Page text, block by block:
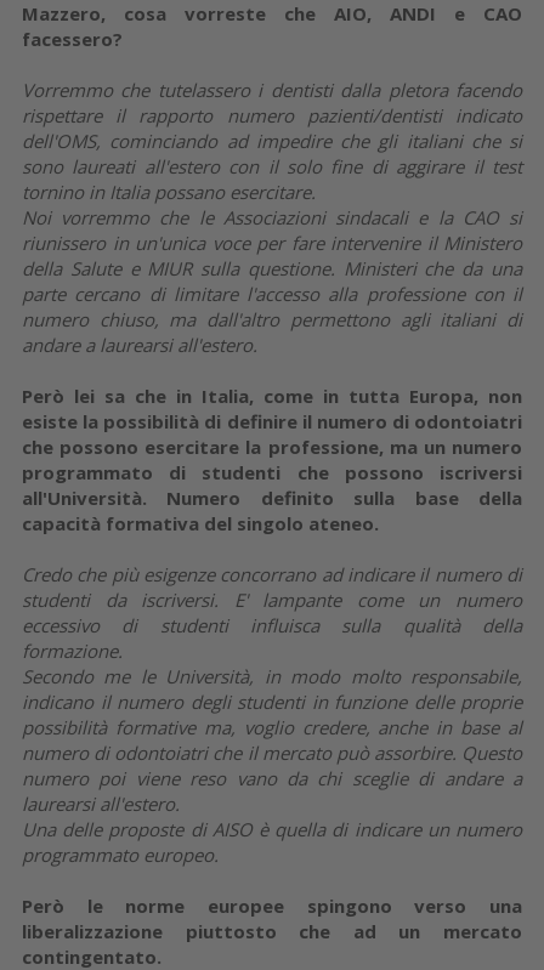
Mazzero, cosa vorreste che AIO, ANDI e CAO
facessero?
Vorremmo che tutelassero i dentisti dalla pletora facendo
rispettare il rapporto numero pazienti/dentisti indicato
dell'OMS, cominciando ad impedire che gli italiani che si
sono laureati all'estero con il solo fine di aggirare il test
tornino in Italia possano esercitare.
Noi vorremmo che le Associazioni sindacali e la CAO si
riunissero in un'unica voce per fare intervenire il Ministero
della Salute e MIUR sulla questione. Ministeri che da una
parte cercano di limitare l'accesso alla professione con il
numero chiuso, ma dall'altro permettono agli italiani di
andare a laurearsi all'estero.
Però lei sa che in Italia, come in tutta Europa, non
esiste la possibilità di definire il numero di odontoiatri
che possono esercitare la professione, ma un numero
programmato di studenti che possono iscriversi
all'Università. Numero definito sulla base della
capacità formativa del singolo ateneo.
Credo che più esigenze concorrano ad indicare il numero di
studenti da iscriversi. E' lampante come un numero
eccessivo di studenti influisca sulla qualità della
formazione.
Secondo me le Università, in modo molto responsabile,
indicano il numero degli studenti in funzione delle proprie
possibilità formative ma, voglio credere, anche in base al
numero di odontoiatri che il mercato può assorbire. Questo
numero poi viene reso vano da chi sceglie di andare a
laurearsi all'estero.
Una delle proposte di AISO è quella di indicare un numero
programmato europeo.
Però le norme europee spingono verso una
liberalizzazione piuttosto che ad un mercato
contingentato.